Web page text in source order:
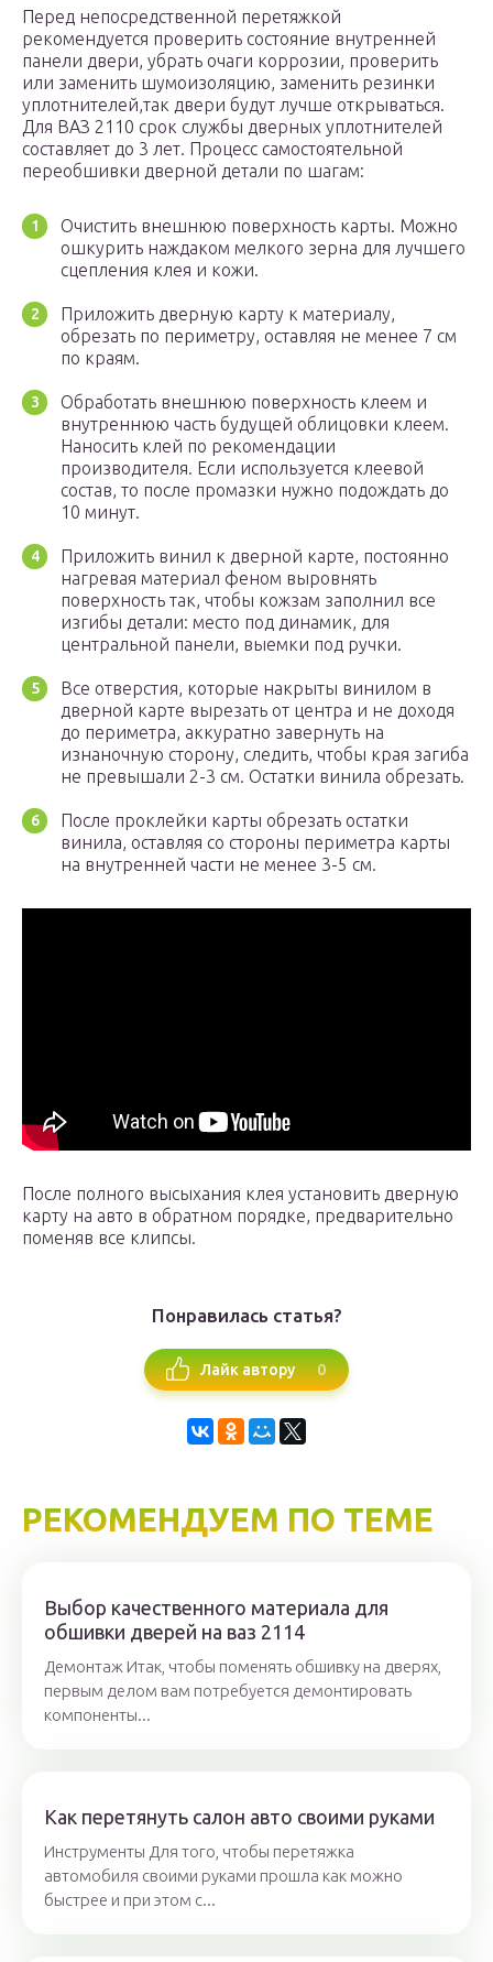
Перед непосредственной перетяжкой
рекомендуется проверить состояние внутренней
панели двери, убрать очаги коррозии, проверить
или заменить шумоизоляцию, заменить резинки
уплотнителей,так двери будут лучше открываться.
Для ВАЗ 2110 срок службы дверных уплотнителей
составляет до 3 лет. Процесс самостоятельной
переобшивки дверной детали по шагам:
Очистить внешнюю поверхность карты. Можно
ошкурить наждаком мелкого зерна для лучшего
сцепления клея и кожи.
Приложить дверную карту к материалу,
обрезать по периметру, оставляя не менее 7 см
по краям.
Обработать внешнюю поверхность клеем и
внутреннюю часть будущей облицовки клеем.
Наносить клей по рекомендации
производителя. Если используется клеевой
состав, то после промазки нужно подождать до
10 минут.
Приложить винил к дверной карте, постоянно
нагревая материал феном выровнять
поверхность так, чтобы кожзам заполнил все
изгибы детали: место под динамик, для
центральной панели, выемки под ручки.
Все отверстия, которые накрыты винилом в
дверной карте вырезать от центра и не доходя
до периметра, аккуратно завернуть на
изнаночную сторону, следить, чтобы края загиба
не превышали 2-3 см. Остатки винила обрезать.
После проклейки карты обрезать остатки
винила, оставляя со стороны периметра карты
на внутренней части не менее 3-5 см.
После полного высыхания клея установить дверную
карту на авто в обратном порядке, предварительно
поменяв все клипсы.
Понравилась статья?
Лайк автору 0
РЕКОМЕНДУЕМ ПО ТЕМЕ
Выбор качественного материала для
обшивки дверей на ваз 2114
Демонтаж Итак, чтобы поменять обшивку на дверях,
первым делом вам потребуется демонтировать
компоненты...
Как перетянуть салон авто своими руками
Инструменты Для того, чтобы перетяжка
автомобиля своими руками прошла как можно
быстрее и при этом с...